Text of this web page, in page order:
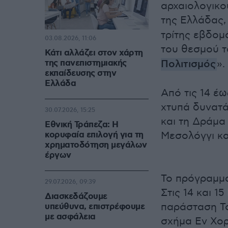
της Ελλάδας,
τρίτης
του θεσμού
Πολιτισμός».
Από τις 14
χτυπά
και τη Δράμα
Μεσολόγγι
Το
Στις 14 και
παράσταση
σχήμα Εν
Κάτι αλλάζει στον χάρτη
της πανεπιστημιακής
εκπαίδευσης στην
Ελλάδα
03.08.2026, 11:06
Εθνική Τράπεζα: Η
κορυφαία επιλογή για τη
χρηματοδότηση μεγάλων
έργων
30.07.2026, 15:25
Διασκεδάζουμε
υπεύθυνα, επιστρέφουμε
με ασφάλεια
29.07.2026, 09:39